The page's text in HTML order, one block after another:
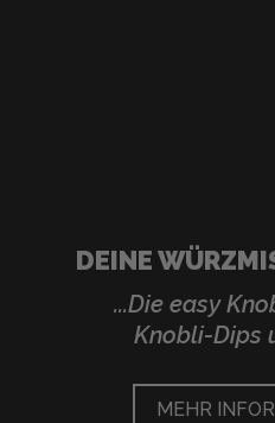
DEINE
...Die easy
Knobli-Dips
MEHR